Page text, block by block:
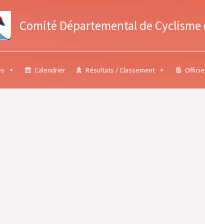
Comité Départemental de
Calendrier Résultats / Classement Officiel